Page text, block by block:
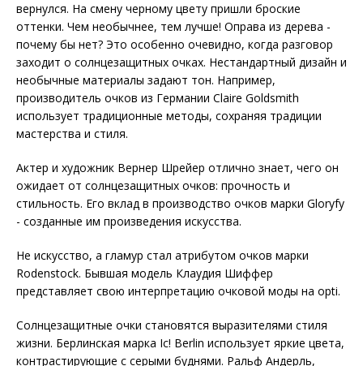
вернулся. На смену черному цвету пришли броские
оттенки. Чем необычнее, тем лучше! Оправа из дерева -
почему бы нет? Это особенно очевидно, когда разговор
заходит о солнцезащитных очках. Нестандартный дизайн и
необычные материалы задают тон. Например,
производитель очков из Германии Claire Goldsmith
использует традиционные методы, сохраняя традиции
мастерства и стиля.
Актер и художник Вернер Шрейер отлично знает, чего он
ожидает от солнцезащитных очков: прочность и
стильность. Его вклад в производство очков марки Gloryfy
- созданные им произведения искусства.
Не искусство, а гламур стал атрибутом очков марки
Rodenstock. Бывшая модель Клаудия Шиффер
представляет свою интерпретацию очковой моды на opti.
Солнцезащитные очки становятся выразителями стиля
жизни. Берлинская марка Ic! Berlin использует яркие цвета,
контрастирующие с серыми буднями. Ральф Андерль,